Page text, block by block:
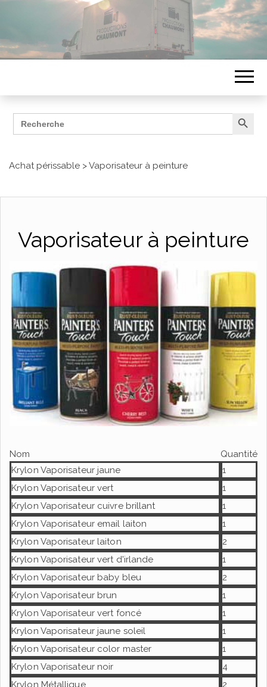
ÉQUIPEMENTS
Search
for:
Search Button
Achat périssable >Vaporisateur à peinture
Vaporisateur à peinture
Nom
Quantité
Krylon Vaporisateur jaune
1
Krylon Vaporisateur vert
1
Krylon Vaporisateur cuivre brillant
1
Krylon Vaporisateur email laiton
1
Krylon Vaporisateur laiton
2
Krylon Vaporisateur vert d'irlande
1
Krylon Vaporisateur baby bleu
2
Krylon Vaporisateur brun
1
Krylon Vaporisateur vert foncé
1
Krylon Vaporisateur jaune soleil
1
Krylon Vaporisateur color master
1
Krylon Vaporisateur noir
4
Krylon Métallique
2